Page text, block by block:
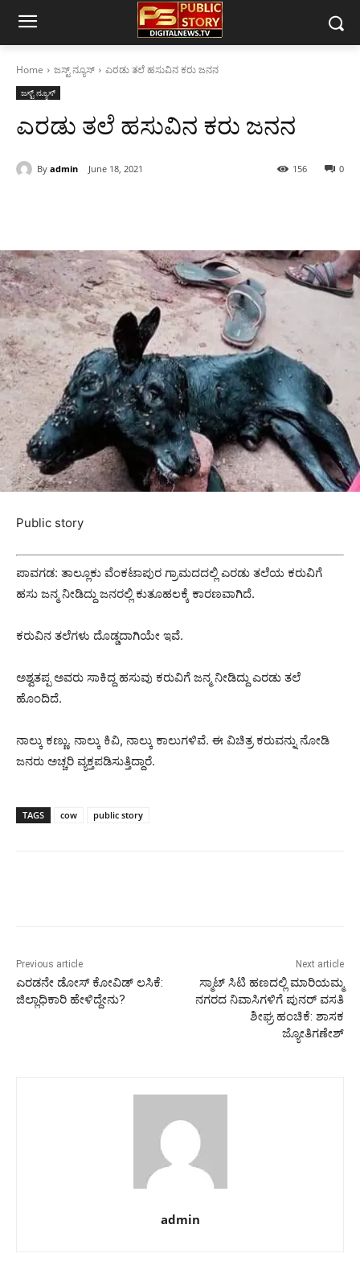
Home ಜಸ್ಟ್ ನ್ಯೂಸ್ ಎರಡು ತಲೆ ಹಸುವಿನ ಕರು ಜನನ
ಜಸ್ಟ್ ನ್ಯೂಸ್
ಎರಡು ತಲೆ ಹಸುವಿನ ಕರು ಜನನ
By admin June 18, 2021 0
156
Public story
ಪಾವಗಡ: ತಾಲ್ಲೂಕು ವೆಂಕಟಾಪುರ ಗ್ರಾಮದದಲ್ಲಿ ಎರಡು ತಲೆಯ ಕರುವಿಗೆ
ಹಸು ಜನ್ಮ ನೀಡಿದ್ದು ಜನರಲ್ಲಿ ಕುತೂಹಲಕ್ಕೆ ಕಾರಣವಾಗಿದೆ.
ಕರುವಿನ ತಲೆಗಳು ದೊಡ್ಡದಾಗಿಯೇ ಇವೆ.
ಅಶ್ವತಪ್ಪ ಅವರು ಸಾಕಿದ್ದ ಹಸುವು ಕರುವಿಗೆ ಜನ್ಮ ನೀಡಿದ್ದು ಎರಡು ತಲೆ
ಹೊಂದಿದೆ.
ನಾಲ್ಕು ಕಣ್ಣು. ನಾಲ್ಕು ಕಿವಿ, ನಾಲ್ಕು ಕಾಲುಗಳಿವೆ. ಈ ವಿಚಿತ್ರ ಕರುವನ್ನು ನೋಡಿ
ಜನರು ಅಚ್ಚರಿ ವ್ಯಕ್ತಪಡಿಸುತ್ತಿದ್ದಾರೆ.
TAGS cow public story
Previous article
ಎರಡನೇ ಡೋಸ್ ಕೋವಿಡ್ ಲಸಿಕೆ:
ಜಿಲ್ಲಾಧಿಕಾರಿ ಹೇಳಿದ್ದೇನು?
Next article
ಸ್ಮಾಟ್ ಸಿಟಿ ಹಣದಲ್ಲಿ ಮಾರಿಯಮ್ಮ
ನಗರದ ನಿವಾಸಿಗಳಿಗೆ ಪುನರ್ ವಸತಿ
ಶೀಘ್ರ ಹಂಚಿಕೆ: ಶಾಸಕ
ಜ್ಯೋತಿಗಣೇಶ್
admin